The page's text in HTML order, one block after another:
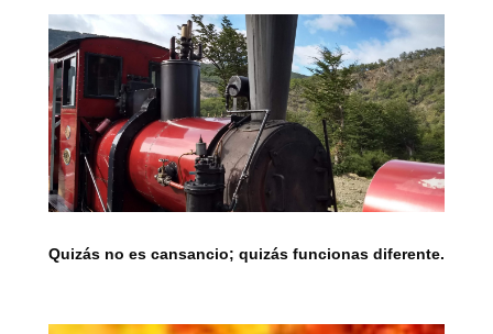
Quizás no es cansancio; quizás funcionas diferente.